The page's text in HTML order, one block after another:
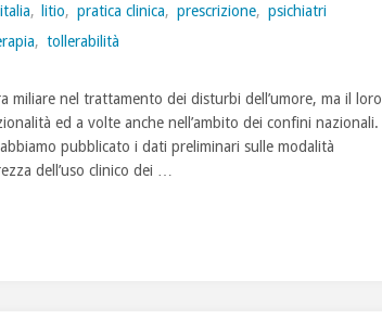
italia, litio, pratica clinica, prescrizione, psichiatri
, tollerabilità
miliare nel trattamento dei disturbi dell’umore, ma il loro
ed a volte anche nell’ambito dei confini nazionali.
pubblicato i dati preliminari sulle modalità
dell’uso clinico dei …